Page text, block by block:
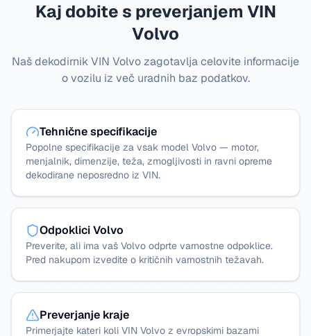
Kaj dobite s preverjanjem VIN
Volvo
Naš dekodirnik VIN Volvo zagotavlja celovite informacije
o vozilu iz več uradnih baz podatkov.
Tehnične specifikacije
Popolne specifikacije za vsak model Volvo — motor,
menjalnik, dimenzije, teža, zmogljivosti in ravni opreme
dekodirane neposredno iz VIN.
Odpoklici Volvo
Preverite, ali ima vaš Volvo odprte varnostne odpoklice.
Pred nakupom izvedite o kritičnih varnostnih težavah.
Preverjanje kraje
Primerjajte kateri koli VIN Volvo z evropskimi bazami